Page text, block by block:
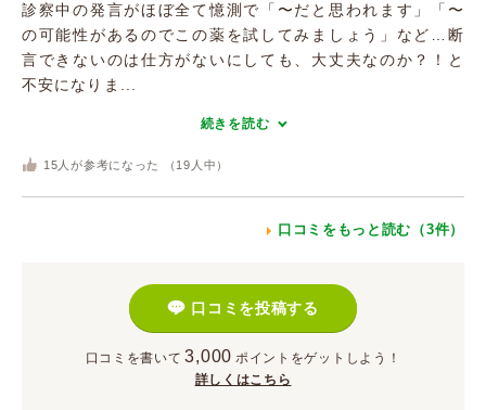
診察中の発言がほぼ全て憶測で「〜だと思われます」「〜
の可能性があるのでこの薬を試してみましょう」など…断
言できないのは仕方がないにしても、大丈夫なのか？！と
不安になりま...
続きを読む
15 人が参考になった （ 19 人中）
口コミをもっと読む（3件）
口コミを投稿する
口コミを書いて 3,000 ポイント をゲットしよう！
詳しくはこちら